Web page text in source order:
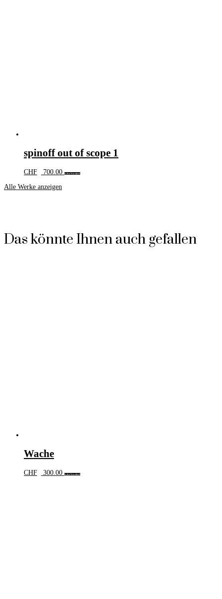
spinoff out of scope 1
CHF 700.00 In den Warenkorb
Alle Werke anzeigen
Das könnte Ihnen auch gefallen
Wache
CHF 300.00 In den Warenkorb